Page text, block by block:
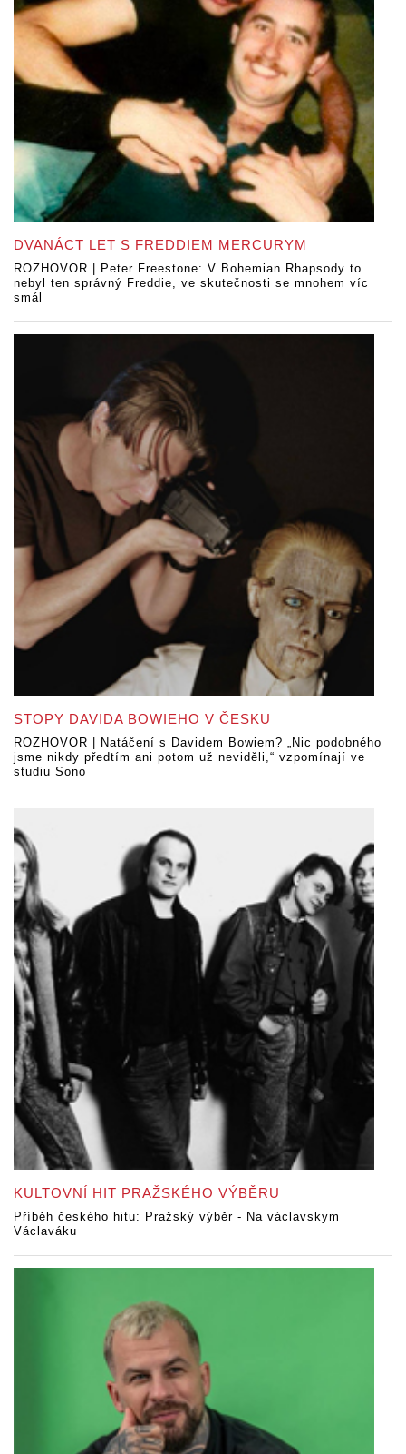
DVANÁCT LET S FREDDIEM MERCURYM
ROZHOVOR | Peter Freestone: V Bohemian Rhapsody to
nebyl ten správný Freddie, ve skutečnosti se mnohem víc
smál
STOPY DAVIDA BOWIEHO V ČESKU
ROZHOVOR | Natáčení s Davidem Bowiem? „Nic podobného
jsme nikdy předtím ani potom už neviděli,“ vzpomínají ve
studiu Sono
KULTOVNÍ HIT PRAŽSKÉHO VÝBĚRU
Příběh českého hitu: Pražský výběr - Na václavskym
Václaváku